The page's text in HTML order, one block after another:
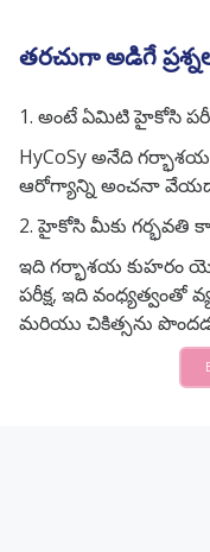
తరచుగా అడిగే
1. అంటే ఏమిటిహైకోసి
HyCoSy అనేది
ఆరోగ్యాన్ని అంచనా
2. హైకోసి మీకు గర్భవతి
ఇది గర్భాశయ కుహరం
పరీక్ష, ఇది వంధ్యత్వంతో
మరియు చికిత్సను